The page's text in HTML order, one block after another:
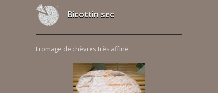
Bicottin sec
Fromage de chèvres très affiné.